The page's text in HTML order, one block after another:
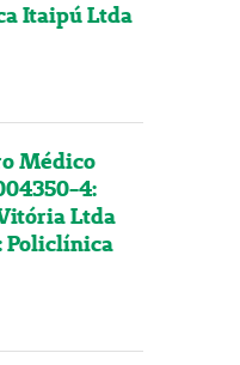
Itaipú Ltda
Médico
4:
Ltda
Policlínica